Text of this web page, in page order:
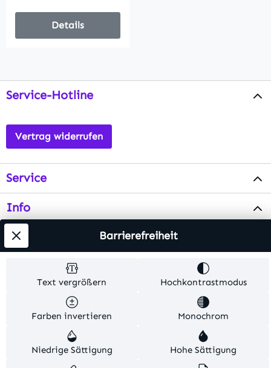
Details
Service-Hotline
Vertrag widerrufen
Service
Info
Testsieger
Alle Preise inkl. gesetzl. Mehrwertsteuer zzgl.
Versandkosten
. Alle Artikelangaben sind
Herstellerangaben und ohne Gewähr.
© 2026 MKV24 – Alle Rechte vorbehalten. Theme by
TC-Innovations
Text vergrößern Hochkontrastmodus
Farben invertieren Monochrom
Niedrige Sättigung Hohe Sättigung
Barrierefreiheit